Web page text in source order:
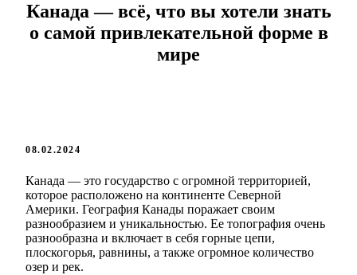
Канада — всё, что вы хотели знать
о самой привлекательной форме в
мире
08.02.2024
Канада — это государство с огромной территорией,
которое расположено на континенте Северной
Америки. География Канады поражает своим
разнообразием и уникальностью. Ее топография очень
разнообразна и включает в себя горные цепи,
плоскогорья, равнины, а также огромное количество
озер и рек.